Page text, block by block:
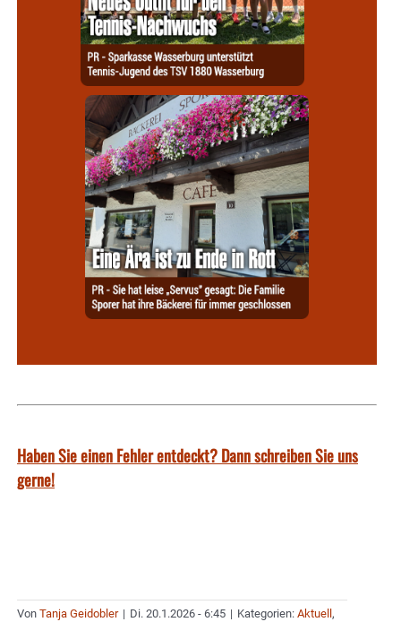
Haben Sie einen Fehler entdeckt? Dann schreiben Sie uns
gerne!
Von Tanja Geidobler | Di. 20.1.2026 - 6:45 | Kategorien: Aktuell ,